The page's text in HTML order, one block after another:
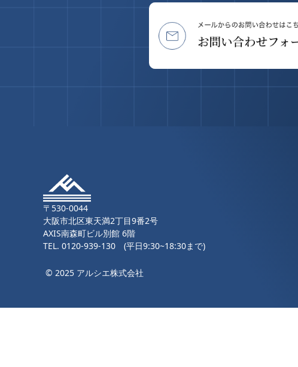
〒530-0044
大阪市北区東天満2丁目9番2号
AXIS南森町ビル別館 6階
TEL. 0120-939-130 (平日9:30~18:30まで)
© 2025 アルシエ株式会社